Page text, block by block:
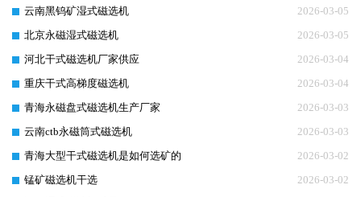
2026-03-05
云南黑钨矿湿式磁选机
2026-03-05
北京永磁湿式磁选机
2026-03-04
河北干式磁选机厂家供应
2026-03-04
重庆干式高梯度磁选机
2026-03-03
青海永磁盘式磁选机生产厂家
2026-03-03
云南ctb永磁筒式磁选机
2026-03-02
青海大型干式磁选机是如何选矿的
2026-03-02
锰矿磁选机干选